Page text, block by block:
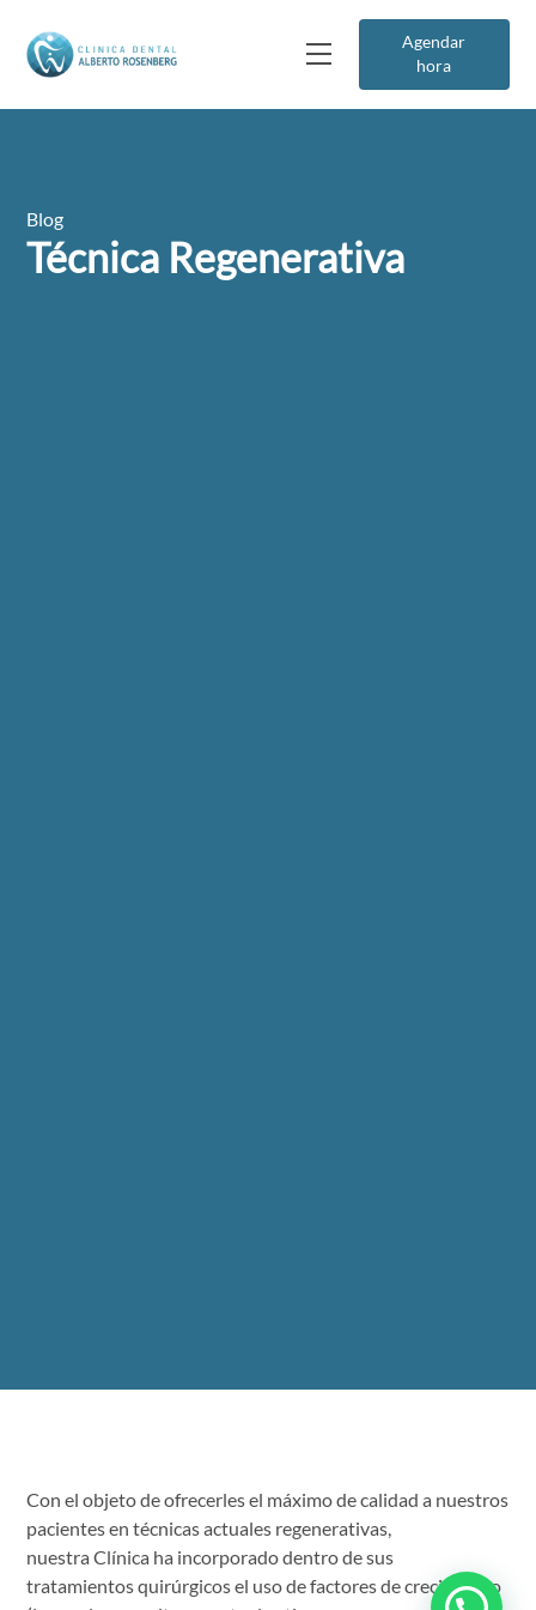
Agendar
hora
Blog
Técnica Regenerativa
Con el objeto de ofrecerles el máximo de calidad a nuestros
pacientes en técnicas actuales regenerativas,
nuestra Clínica ha incorporado dentro de sus
tratamientos quirúrgicos el uso de factores de crecimiento